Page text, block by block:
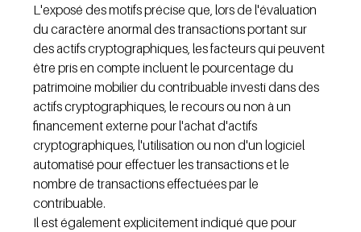
L'exposé des motifs précise que, lors de l'évaluation
du caractère anormal des transactions portant sur
des actifs cryptographiques, les facteurs qui peuvent
être pris en compte incluent le pourcentage du
patrimoine mobilier du contribuable investi dans des
actifs cryptographiques, le recours ou non à un
financement externe pour l'achat d'actifs
cryptographiques, l'utilisation ou non d'un logiciel
automatisé pour effectuer les transactions et le
nombre de transactions effectuées par le
contribuable.
Il est également explicitement indiqué que pour